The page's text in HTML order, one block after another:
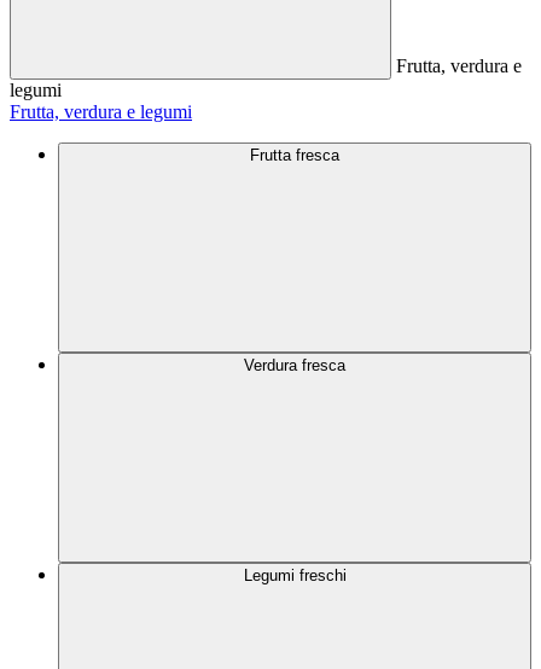
Frutta, verdura e
legumi
Frutta, verdura e legumi
Frutta fresca
Verdura fresca
Legumi freschi